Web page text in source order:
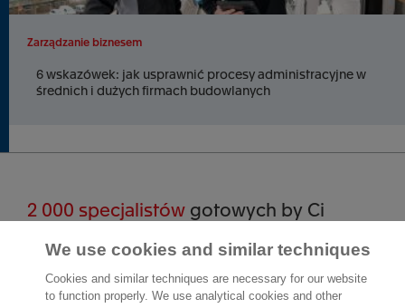
Zarządzanie biznesem
6 wskazówek: jak usprawnić procesy administracyjne w
średnich i dużych firmach budowlanych
2 000 specjalistów gotowych by Ci
Skontaktuj się z nami
We use cookies and similar techniques
Cookies and similar techniques are necessary for our website
to function properly. We use analytical cookies and other